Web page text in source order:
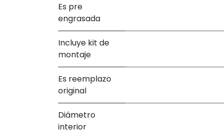
Es pre
engrasada
Incluye kit de
montaje
Es reemplazo
original
Diámetro
interior